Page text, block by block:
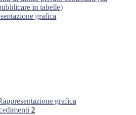
in tabelle)
grafica
grafica
2